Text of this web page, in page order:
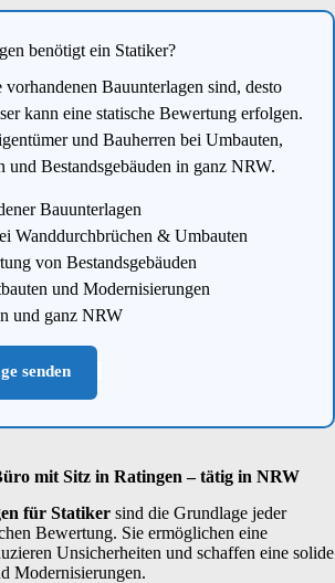
benötigt ein Statiker?
Bauunterlagen sind, desto
kann eine statische Bewertung erfolgen.
und Bauherren bei Umbauten,
und Bestandsgebäuden in ganz NRW.
Bauunterlagen
Wanddurchbrüchen & Umbauten
von Bestandsgebäuden
und Modernisierungen
und ganz NRW
senden
mit Sitz in Ratingen – tätig in NRW
für Statiker sind die Grundlage jeder
Bewertung. Sie ermöglichen eine
Unsicherheiten und schaffen eine solide
Modernisierungen.